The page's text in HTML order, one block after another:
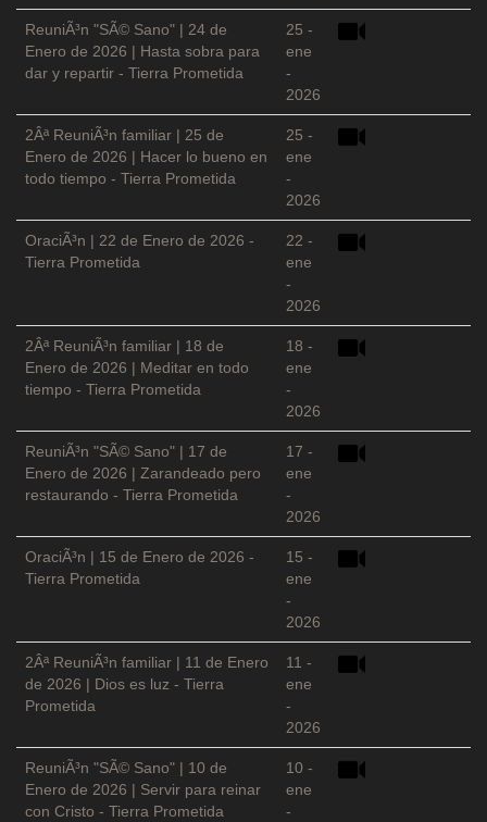
ReuniÃ³n "SÃ© Sano" | 24 de
Enero de 2026 | Hasta sobra para
dar y repartir - Tierra Prometida
25 -
ene
-
2026
2Âª ReuniÃ³n familiar | 25 de
Enero de 2026 | Hacer lo bueno en
todo tiempo - Tierra Prometida
25 -
ene
-
2026
OraciÃ³n | 22 de Enero de 2026 -
Tierra Prometida
22 -
ene
-
2026
2Âª ReuniÃ³n familiar | 18 de
Enero de 2026 | Meditar en todo
tiempo - Tierra Prometida
18 -
ene
-
2026
ReuniÃ³n "SÃ© Sano" | 17 de
Enero de 2026 | Zarandeado pero
restaurando - Tierra Prometida
17 -
ene
-
2026
OraciÃ³n | 15 de Enero de 2026 -
Tierra Prometida
15 -
ene
-
2026
2Âª ReuniÃ³n familiar | 11 de Enero
de 2026 | Dios es luz - Tierra
Prometida
11 -
ene
-
2026
ReuniÃ³n "SÃ© Sano" | 10 de
Enero de 2026 | Servir para reinar
con Cristo - Tierra Prometida
10 -
ene
-